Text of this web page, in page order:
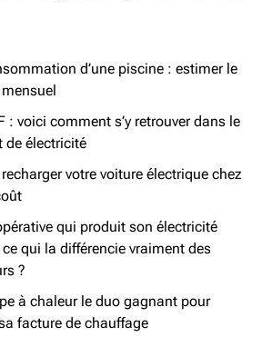
d’une piscine : estimer le
: voici comment s’y retrouver dans le
de électricité
votre voiture électrique chez
qui produit son électricité
ce qui la différencie vraiment des
?
à chaleur le duo gagnant pour
facture de chauffage